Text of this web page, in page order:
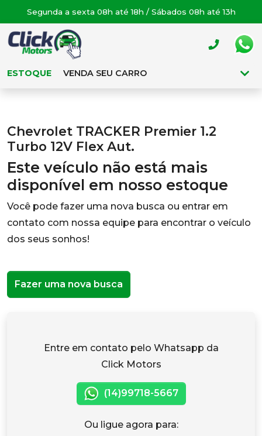
Segunda a sexta 08h até 18h / Sábados 08h até 13h
ESTOQUE VENDA SEU CARRO
Chevrolet TRACKER Premier 1.2
Turbo 12V Flex Aut.
Este veículo não está mais
disponível em nosso estoque
Você pode fazer uma nova busca ou entrar em
contato com nossa equipe para encontrar o veículo
dos seus sonhos!
Fazer uma nova busca
Entre em contato pelo Whatsapp da
Click Motors
(14)99718-5667
Ou ligue agora para: